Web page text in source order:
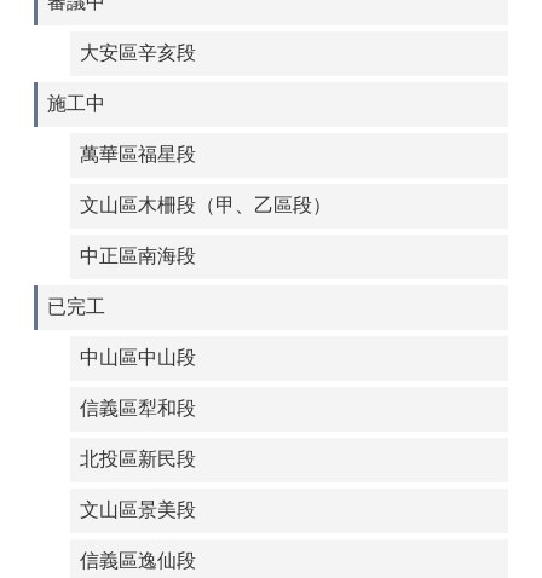
大安區辛亥段
施工中
萬華區福星段
文山區木柵段（甲、乙區段）
中正區南海段
已完工
中山區中山段
信義區犁和段
北投區新民段
文山區景美段
信義區逸仙段